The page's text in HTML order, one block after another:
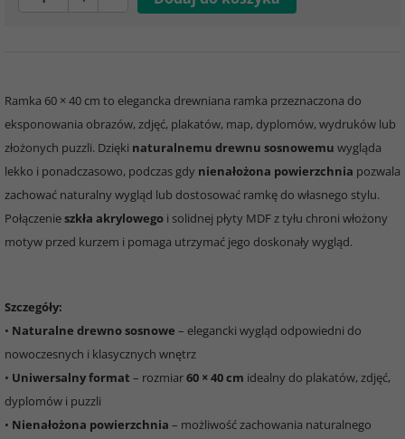
Ramka 60 × 40 cm to elegancka drewniana ramka przeznaczona do
eksponowania obrazów, zdjęć, plakatów, map, dyplomów, wydruków lub
złożonych puzzli. Dzięki naturalnemu drewnu sosnowemu wygląda
lekko i ponadczasowo, podczas gdy nienałożona powierzchnia pozwala
zachować naturalny wygląd lub dostosować ramkę do własnego stylu.
Połączenieszkła akrylowego i solidnej płyty MDF z tyłu chroni włożony
motyw przed kurzem i pomaga utrzymać jego doskonały wygląd.
Szczegóły:
• Naturalne drewno sosnowe – elegancki wygląd odpowiedni do
nowoczesnych i klasycznych wnętrz
• Uniwersalny format – rozmiar60 × 40 cm idealny do plakatów, zdjęć,
dyplomów i puzzli
• Nienałożona powierzchnia – możliwość zachowania naturalnego